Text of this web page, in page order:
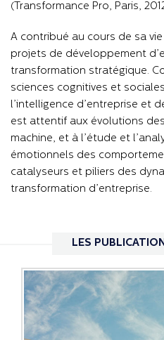
(Transformance Pro, Paris,
A contribué au cours de sa
projets de développement
transformation stratégique.
sciences cognitives et
l’intelligence d’entreprise et
est attentif aux évolutions
machine, et à l’étude et
émotionnels des
catalyseurs et piliers des
transformation d’entreprise.
LES